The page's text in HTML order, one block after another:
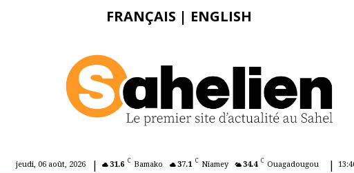
FRANÇAIS | ENGLISH
jeudi, 06 août, 2026 | 31.6 C Bamako 37.1 C Niamey 34.4 C Ouagadougou |